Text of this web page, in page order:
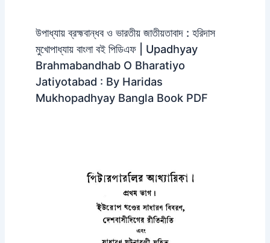
উপাধ্যায় ব্রহ্মবান্ধব ও ভারতীয় জাতীয়তাবাদ : হরিদাস
মুখোপাধ্যায় বাংলা বই পিডিএফ | Upadhyay
Brahmabandhab O Bharatiyo
Jatiyotabad : By Haridas
Mukhopadhyay Bangla Book PDF